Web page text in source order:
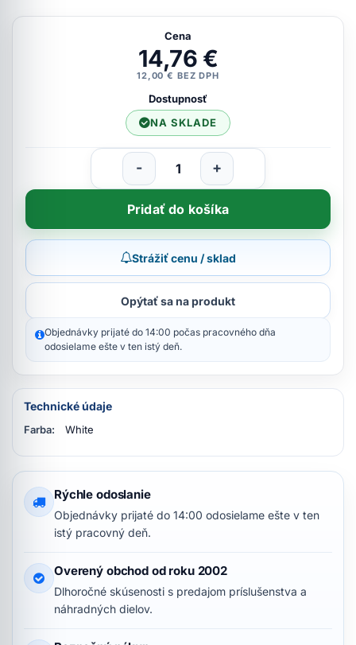
Cena
14,76 €
12,00 € BEZ DPH
Dostupnosť
NA SKLADE
- +
Pridať do košíka
Strážiť cenu / sklad
Opýtať sa na produkt
Objednávky prijaté do 14:00 počas pracovného dňa
odosielame ešte v ten istý deň.
Technické údaje
Farba: White
Rýchle odoslanie
Objednávky prijaté do 14:00 odosielame ešte v ten
istý pracovný deň.
Overený obchod od roku 2002
Dlhoročné skúsenosti s predajom príslušenstva a
náhradných dielov.